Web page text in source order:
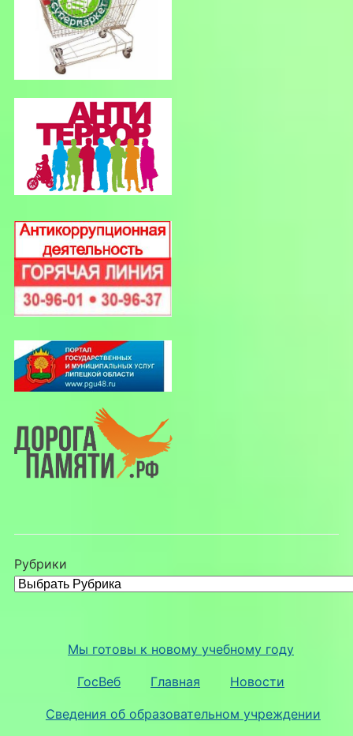
Рубрики
Мы готовы к новому учебному году
ГосВеб Главная Новости
Сведения об образовательном учреждении